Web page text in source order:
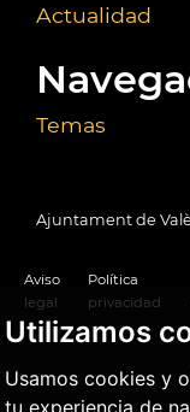
Utilizamos
Usamos cookies y
tu experiencia de
Actualidad
Temas
Ajuntament de
Aviso
legal
Política
privacidad